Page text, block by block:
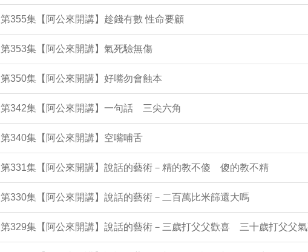
第355集【阿公來開講】趁錢有數 性命要顧
第353集【阿公來開講】氣死驗無傷
第350集【阿公來開講】好嘴勿會蝕本
第342集【阿公來開講】一句話 三尖六角
第340集【阿公來開講】空嘴哺舌
第331集【阿公來開講】說話的藝術－精的教不傻 傻的教不精
第330集【阿公來開講】說話的藝術－二百萬比米篩還大嗎
第329集【阿公來開講】說話的藝術－三歲打父父歡喜 三十歲打父父